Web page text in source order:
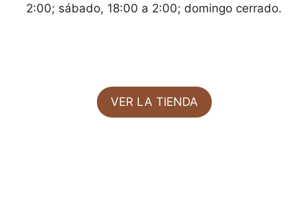
2:00; sábado, 18:00 a 2:00; domingo cerrado.
VER LA TIENDA